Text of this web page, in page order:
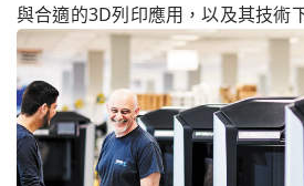
與合適的3D列印應用，以及其技術